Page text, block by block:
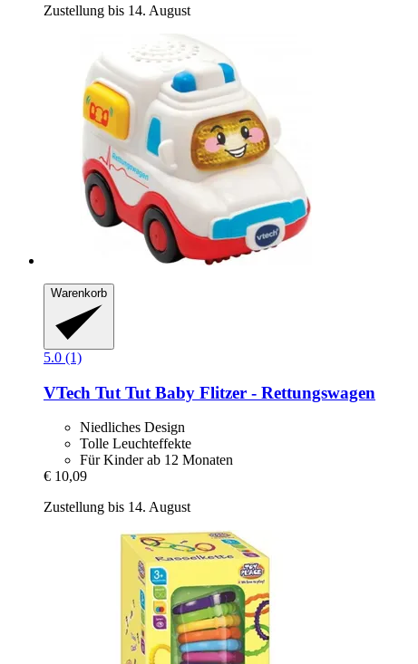
Zustellung bis 14. August
Warenkorb
5.0 (1)
VTech Tut Tut Baby Flitzer -​ Rettungswagen
Niedliches Design
Tolle Leuchteffekte
Für Kinder ab 12 Monaten
€ 10,09
Zustellung bis 14. August